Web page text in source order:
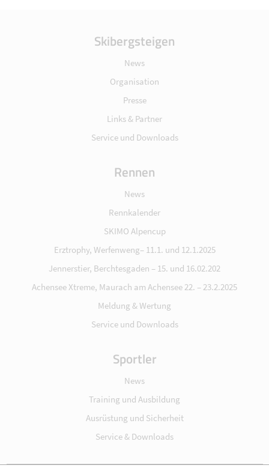
Skibergsteigen
News
Organisation
Presse
Links & Partner
Service und Downloads
Rennen
News
Rennkalender
SKIMO Alpencup
Erztrophy, Werfenweng– 11.1. und 12.1.2025
Jennerstier, Berchtesgaden – 15. und 16.02.202
Achensee Xtreme, Maurach am Achensee 22. – 23.2.2025
Meldung & Wertung
Service und Downloads
Sportler
News
Training und Ausbildung
Ausrüstung und Sicherheit
Service & Downloads